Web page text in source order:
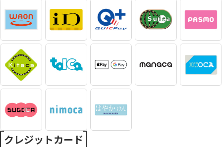
クレジットカード